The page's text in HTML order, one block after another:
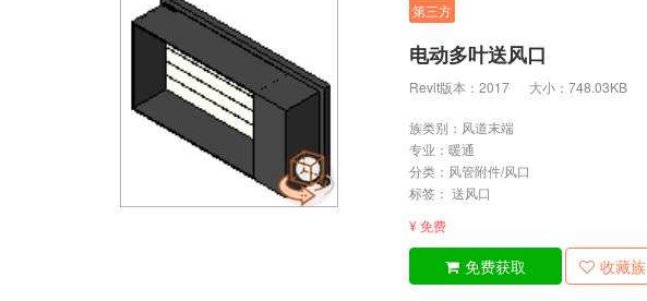
第三方
电动多叶送风口
Revit版本：2017 大小：748.03KB
族类别：风道末端
专业：暖通
分类： 风管附件/风口
标签： 送风口
¥ 免费
免费获取 收藏族